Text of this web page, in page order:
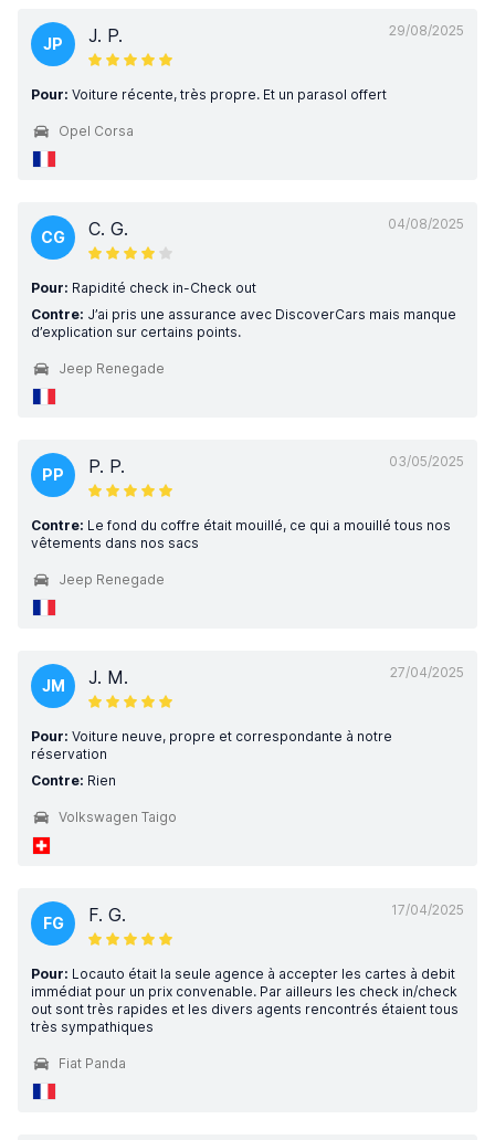
29/08/2025
JP J. P.
Pour: Voiture récente, très propre. Et un parasol offert
Opel Corsa
04/08/2025
CG C. G.
Pour: Rapidité check in-Check out
Contre: J’ai pris une assurance avec DiscoverCars mais manque
d’explication sur certains points.
Jeep Renegade
03/05/2025
PP P. P.
Contre: Le fond du coffre était mouillé, ce qui a mouillé tous nos
vêtements dans nos sacs
Jeep Renegade
27/04/2025
JM J. M.
Pour: Voiture neuve, propre et correspondante à notre
réservation
Contre: Rien
Volkswagen Taigo
17/04/2025
FG F. G.
Pour: Locauto était la seule agence à accepter les cartes à debit
immédiat pour un prix convenable. Par ailleurs les check in/check
out sont très rapides et les divers agents rencontrés étaient tous
très sympathiques
Fiat Panda